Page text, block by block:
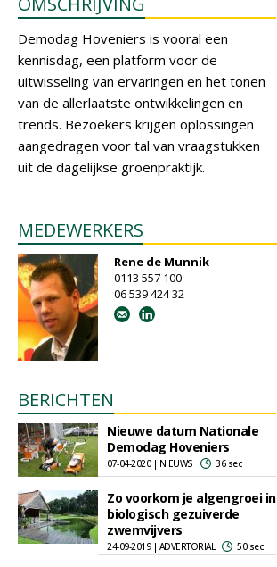
Demodag Hoveniers is vooral een
kennisdag, een platform voor de
uitwisseling van ervaringen en het tonen
van de allerlaatste ontwikkelingen en
trends. Bezoekers krijgen oplossingen
aangedragen voor tal van vraagstukken
uit de dagelijkse groenpraktijk.
MEDEWERKERS
Rene de Munnik
0113 557 100
06 539 424 32
BERICHTEN
Nieuwe datum Nationale
Demodag Hoveniers
07-04-2020 | NIEUWS 36 sec
Zo voorkom je algengroei in
biologisch gezuiverde
zwemvijvers
24-09-2019 | ADVERTORIAL 50 sec